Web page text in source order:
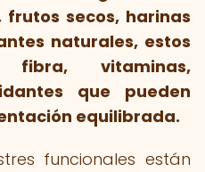
secos, harinas
naturales, estos
fibra, vitaminas,
que pueden
equilibrada.
funcionales están